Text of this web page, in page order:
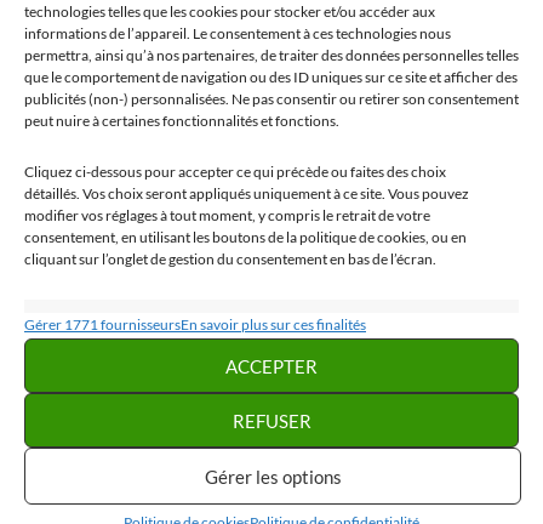
technologies telles que les cookies pour stocker et/ou accéder aux
informations de l’appareil. Le consentement à ces technologies nous
permettra, ainsi qu’à nos partenaires, de traiter des données personnelles telles
que le comportement de navigation ou des ID uniques sur ce site et afficher des
publicités (non-) personnalisées. Ne pas consentir ou retirer son consentement
peut nuire à certaines fonctionnalités et fonctions.
Cliquez ci-dessous pour accepter ce qui précède ou faites des choix
détaillés. Vos choix seront appliqués uniquement à ce site. Vous pouvez
modifier vos réglages à tout moment, y compris le retrait de votre
consentement, en utilisant les boutons de la politique de cookies, ou en
cliquant sur l’onglet de gestion du consentement en bas de l’écran.
Statistiques
Stocker et/ou accéder à des informations sur un appareil, Mesurer la
données provenant de différentes sources.
Gérer 1771 fournisseursEn savoir plus sur ces finalités
ACCEPTER
REFUSER
Gérer les options
CURIOSITÉ